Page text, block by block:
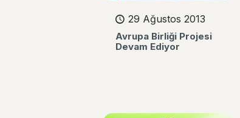
29 Ağustos 2013
Avrupa Birliği Projesi
Devam Ediyor